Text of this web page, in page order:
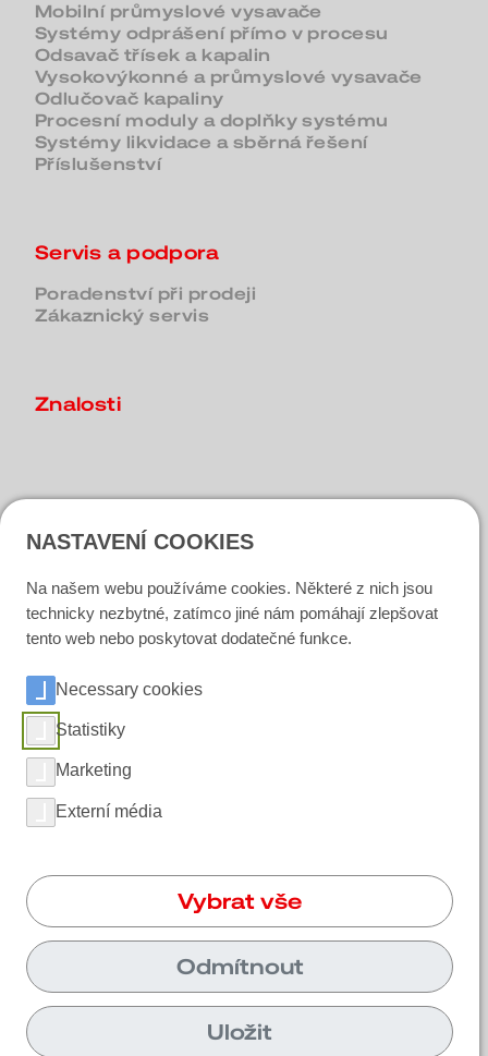
Mobilní průmyslové vysavače
Systémy odprášení přímo v procesu
Odsavač třísek a kapalin
Vysokovýkonné a průmyslové vysavače
Odlučovač kapaliny
Procesní moduly a doplňky systému
Systémy likvidace a sběrná řešení
Příslušenství
Servis a podpora
Poradenství při prodeji
Zákaznický servis
Znalosti
Dotaz
Instagram
Facebook
Unikont Group s.r.o. | Služeb 609/6 108 00
Praha 10
+420720980463
poptavka@unikont.cz
NASTAVENÍ COOKIES
Na našem webu používáme cookies. Některé z nich jsou
technicky nezbytné, zatímco jiné nám pomáhají zlepšovat
tento web nebo poskytovat dodatečné funkce.
Necessary cookies
Statistiky
Marketing
Externí média
Vybrat vše
Odmítnout
Uložit